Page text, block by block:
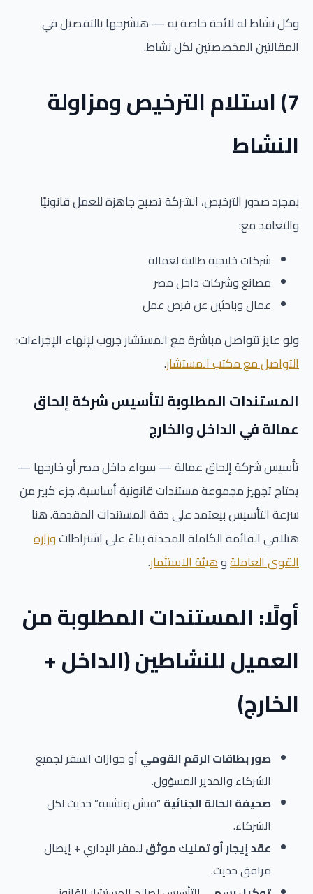
وكل نشاط له لائحة خاصة به — هنشرحها بالتفصيل في
المقالتين المخصصتين لكل نشاط.
7) استلام الترخيص ومزاولة
النشاط
بمجرد صدور الترخيص، الشركة تصبح جاهزة للعمل قانونيًا
والتعاقد مع:
شركات خليجية طالبة لعمالة
مصانع وشركات داخل مصر
عمال وباحثين عن فرص عمل
ولو عايز تتواصل مباشرة مع المستشار جروب لإنهاء الإجراءات:
التواصل مع مكتب المستشار.
المستندات المطلوبة لتأسيس شركة إلحاق
عمالة في الداخل والخارج
تأسيس شركة إلحاق عمالة — سواء داخل مصر أو خارجها —
يحتاج تجهيز مجموعة مستندات قانونية أساسية. جزء كبير من
سرعة التأسيس بيعتمد على دقة المستندات المقدمة. هنا
هتلاقي القائمة الكاملة المحدثة بناءً على اشتراطاتوزارة
القوى العاملةوهيئة الاستثمار.
أولًا: المستندات المطلوبة من
العميل للنشاطين (الداخل +
الخارج)
صور بطاقات الرقم القومي أو جوازات السفر لجميع
الشركاء والمدير المسؤول.
صحيفة الحالة الجنائية“فيش وتشبيه” حديث لكل
الشركاء.
عقد إيجار أو تمليك موثق للمقر الإداري + إيصال
مرافق حديث.